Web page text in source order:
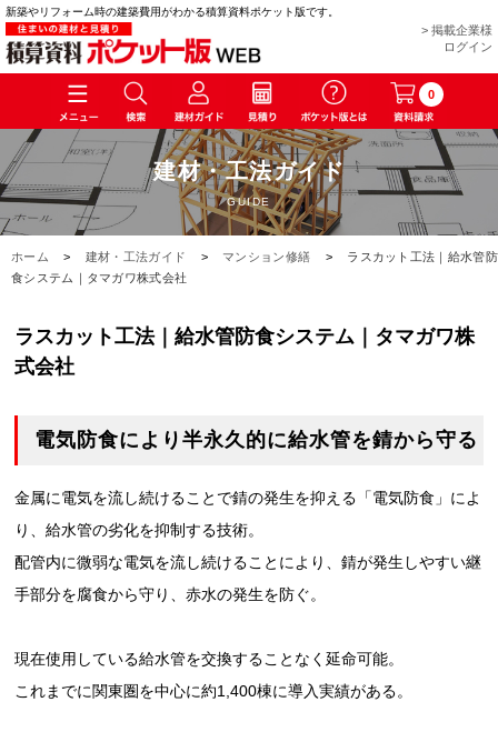
新築やリフォーム時の建築費用がわかる積算資料ポケット版です。
> 掲載企業様
ログイン
0
建材・工法ガイド
GUIDE
ホーム > 建材・工法ガイド > マンション修繕 >
ラスカット工法｜給水管防
食システム｜タマガワ株式会社
ラスカット工法｜給水管防食システム｜タマガワ株
式会社
電気防食により半永久的に給水管を錆から守る
金属に電気を流し続けることで錆の発生を抑える「電気防食」によ
り、給水管の劣化を抑制する技術。
配管内に微弱な電気を流し続けることにより、錆が発生しやすい継
手部分を腐食から守り、赤水の発生を防ぐ。
現在使用している給水管を交換することなく延命可能。
これまでに関東圏を中心に約1,400棟に導入実績がある。